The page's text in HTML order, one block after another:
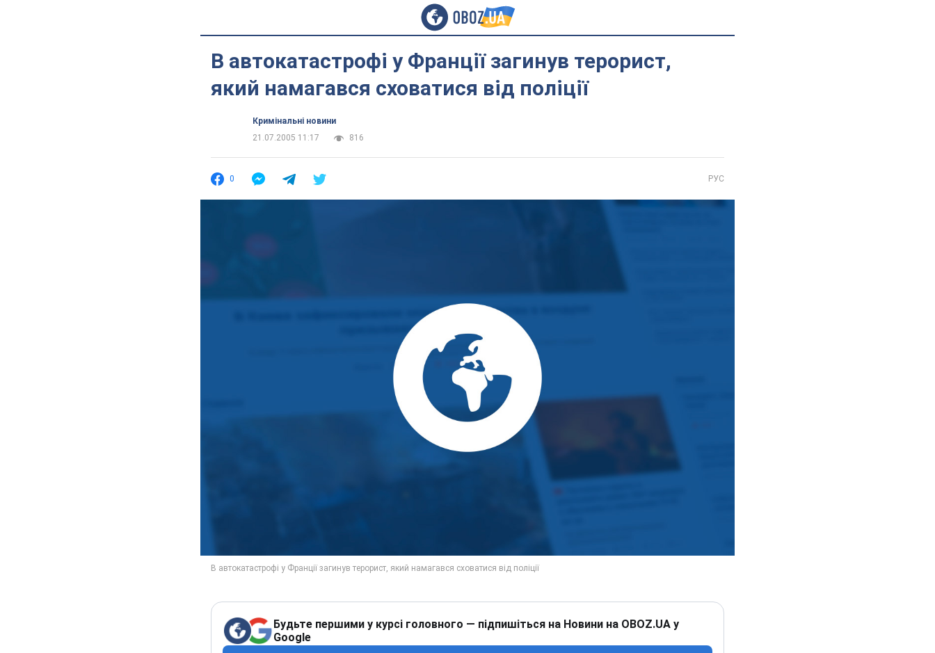
В автокатастрофі у Франції загинув терорист,
який намагався сховатися від поліції
Кримінальні новини
21.07.2005 11:17
816
0 РУС
Будьте першими у курсі головного — підпишіться на Новини на OBOZ.UA у
Google